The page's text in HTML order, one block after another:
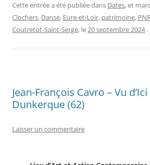
Cette entrée a été publiée dans Dates, et
Clochers, Danse, Eure-et-Loir, patrimoine,
Coutretot-Saint-Serge, le20 septembre 2024 .
Jean-François Cavro – Vu
Dunkerque (62)
Laisser un commentaire